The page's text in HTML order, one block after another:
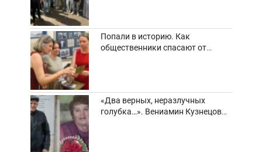
Попали в историю. Как
общественники спасают от
«Два верных, неразлучных
голубка…». Вениамин Кузнецов